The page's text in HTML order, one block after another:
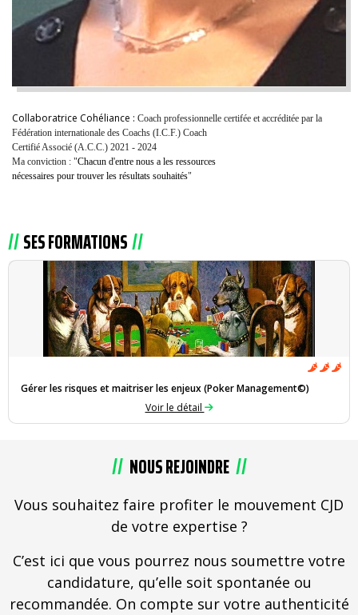
Collaboratrice Cohéliance : Coach professionnelle certifée et accréditée par la
Fédération internationale des Coachs (I.C.F.) Coach
Certifié Associé (A.C.C.) 2021 - 2024
Ma conviction : "Chacun d'entre nous a les ressources
nécessaires pour trouver les résultats souhaités"
SES FORMATIONS
Gérer les risques et maitriser les enjeux (Poker Management©)
Voir le détail
NOUS REJOINDRE
Vous souhaitez faire profiter le mouvement CJD
de votre expertise ?
C’est ici que vous pourrez nous soumettre votre
candidature, qu’elle soit spontanée ou
recommandée. On compte sur votre authenticité